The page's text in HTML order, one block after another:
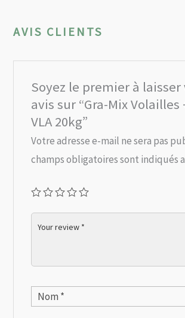
AVIS CLIENTS
Soyez le premier à
avis sur “Gra-Mix Volailles
VLA 20kg”
Votre adresse e-mail ne sera pas
champs obligatoires sont indiqués